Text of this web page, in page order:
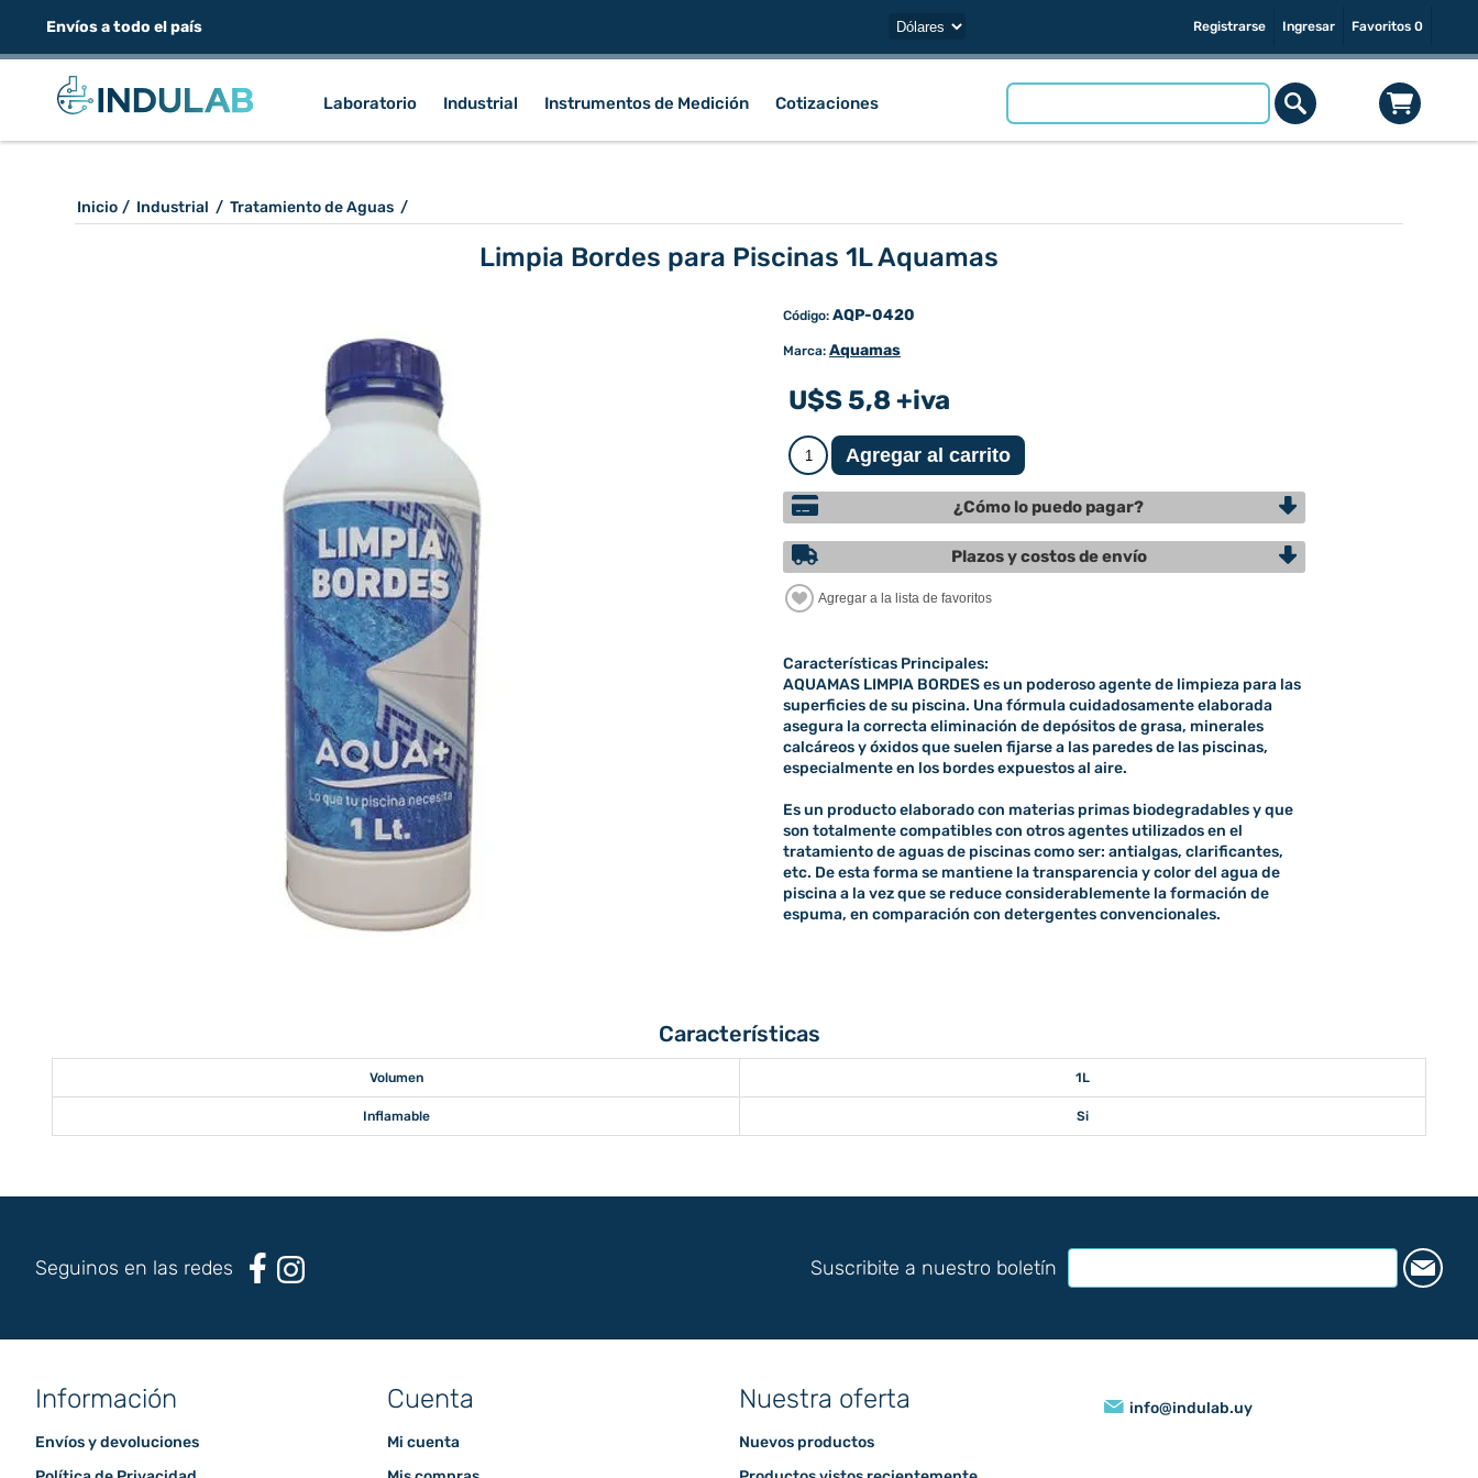
Envíos a todo el país Registrarse Ingresar Favoritos 0
Laboratorio Industrial Instrumentos de Medición Cotizaciones
Inicio / Industrial / Tratamiento de Aguas /
Limpia Bordes para Piscinas 1L Aquamas
Código: AQP-0420
Marca: Aquamas
U$S 5,8 +iva
¿Cómo lo puedo pagar?
Plazos y costos de envío
Características Principales:
AQUAMAS LIMPIA BORDES es un poderoso agente de limpieza para las
superficies de su piscina. Una fórmula cuidadosamente elaborada
asegura la correcta eliminación de depósitos de grasa, minerales
calcáreos y óxidos que suelen fijarse a las paredes de las piscinas,
especialmente en los bordes expuestos al aire.
Es un producto elaborado con materias primas biodegradables y que
son totalmente compatibles con otros agentes utilizados en el
tratamiento de aguas de piscinas como ser: antialgas, clarificantes,
etc. De esta forma se mantiene la transparencia y color del agua de
piscina a la vez que se reduce considerablemente la formación de
espuma, en comparación con detergentes convencionales.
Características
Volumen 1L
Inflamable Si
Seguinos en las redes Suscribite a nuestro boletín
Información
Envíos y devoluciones
Cuenta
Mi cuenta
Nuestra oferta
Nuevos productos
info@indulab.uy